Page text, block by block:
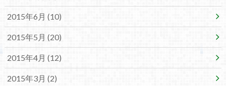
2015年6月 (10)
2015年5月 (20)
2015年4月 (12)
2015年3月 (2)